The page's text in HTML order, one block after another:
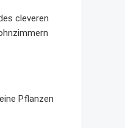
cleveren
Pflanzen